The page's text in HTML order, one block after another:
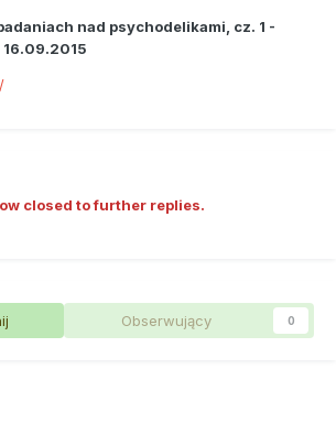
nad psychodelikami, cz. 1 -
closed to further replies.
Obserwujący 0